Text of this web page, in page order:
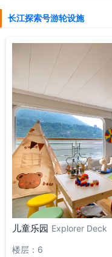
长江探索号游轮设施
儿童乐园 Explorer Deck
楼层：6